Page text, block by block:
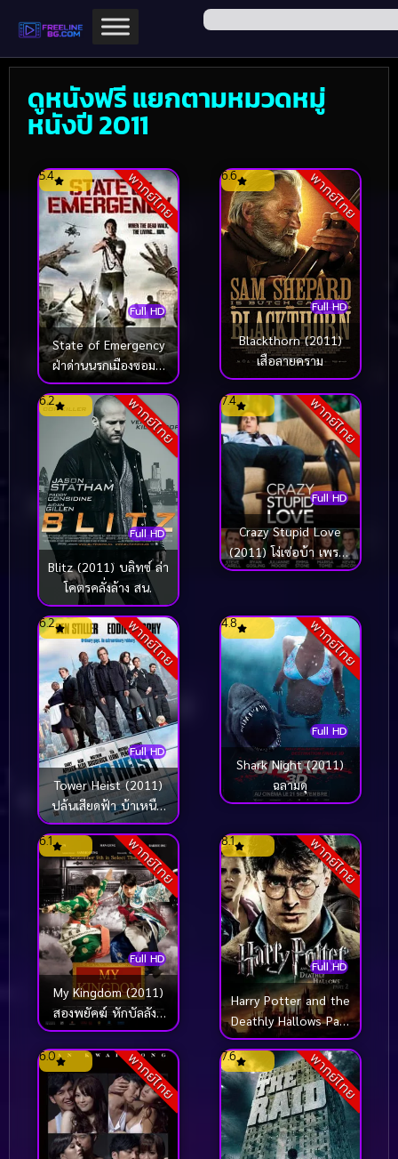
ดูหนังฟรี แยกตามหมวดหมู่
หนังปี 2011
พากย์ไทย
Full HD
5.4
State of Emergency
ฝ่าด่านนรกเมืองซอมบี้
(2011)
พากย์ไทย
Full HD
6.6
Blackthorn (2011)
เสือลายคราม
พากย์ไทย
Full HD
6.2
Blitz (2011) บลิทซ์ ล่า
โคตรคลั่งล้าง สน.
พากย์ไทย
Full HD
7.4
Crazy Stupid Love
(2011) โง่เซ่อบ้า เพราะ
ว่าความรัก
พากย์ไทย
Full HD
6.2
Tower Heist (2011)
ปล้นเสียดฟ้า บ้าเหนือ
เมฆ
พากย์ไทย
Full HD
4.8
Shark Night (2011)
ฉลามดุ
พากย์ไทย
Full HD
6.1
My Kingdom (2011)
สองพยัคฆ์ หักบัลลังก์
มังกร
พากย์ไทย
Full HD
8.1
Harry Potter and the
Deathly Hallows Part
2 (2011) แฮร์รี่ พอต
เตอร์ กับ เครื่องราง
ยมฑูต ตอน 2
พากย์ไทย
6.0 พากย์ไทย
7.6